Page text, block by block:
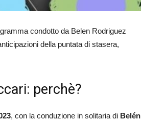
condotto da Belen Rodriguez
della puntata di stasera,
perchè?
, con la conduzione in solitaria di Belén